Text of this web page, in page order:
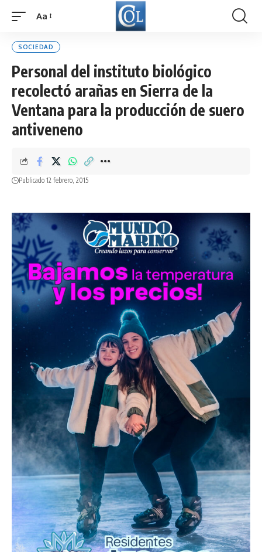
Font
Aa
SOCIEDAD
Personal del instituto biológico
recolectó arañas en Sierra de la
Ventana para la producción de suero
antiveneno
Publicado 12 febrero, 2015